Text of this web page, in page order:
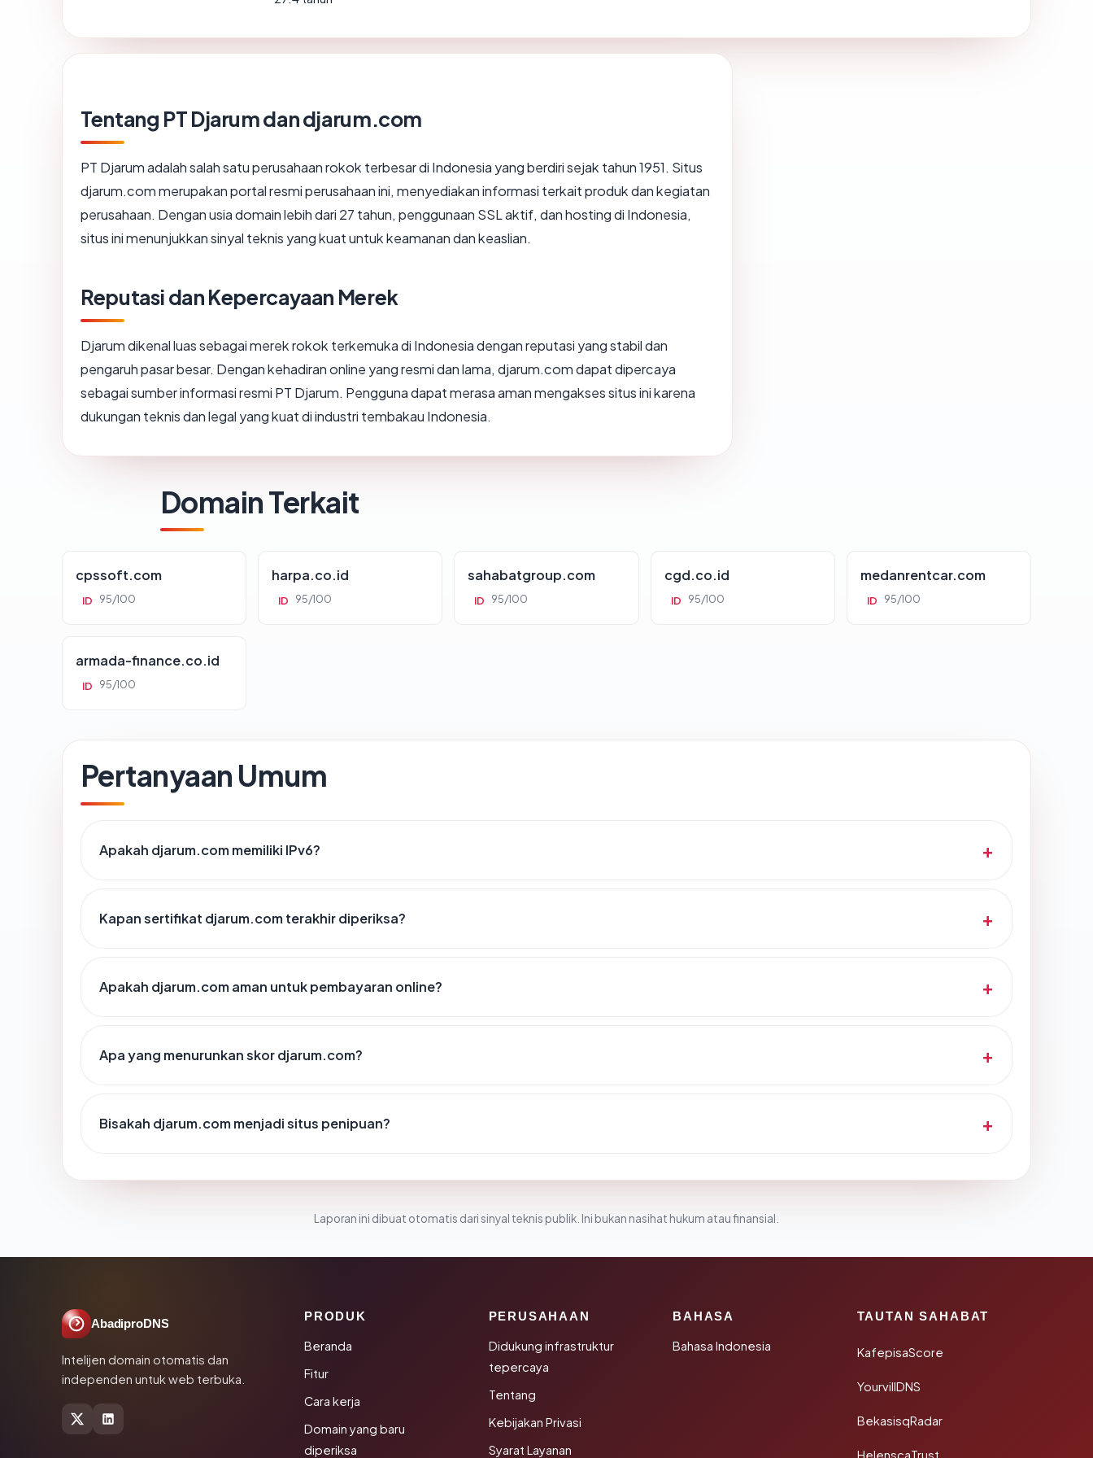
Tentang PT Djarum dan djarum.com
PT Djarum adalah salah satu perusahaan rokok terbesar di Indonesia yang berdiri sejak tahun 1951. Situs
djarum.com merupakan portal resmi perusahaan ini, menyediakan informasi terkait produk dan kegiatan
perusahaan. Dengan usia domain lebih dari 27 tahun, penggunaan SSL aktif, dan hosting di Indonesia,
situs ini menunjukkan sinyal teknis yang kuat untuk keamanan dan keaslian.
Reputasi dan Kepercayaan Merek
Djarum dikenal luas sebagai merek rokok terkemuka di Indonesia dengan reputasi yang stabil dan
pengaruh pasar besar. Dengan kehadiran online yang resmi dan lama, djarum.com dapat dipercaya
sebagai sumber informasi resmi PT Djarum. Pengguna dapat merasa aman mengakses situs ini karena
dukungan teknis dan legal yang kuat di industri tembakau Indonesia.
Domain Terkait
cpssoft.com
ID 95/100
harpa.co.id
ID 95/100
sahabatgroup.com
ID 95/100
cgd.co.id
ID 95/100
medanrentcar.com
ID 95/100
armada-finance.co.id
ID 95/100
Pertanyaan Umum
Apakah djarum.com memiliki IPv6?
Kapan sertifikat djarum.com terakhir diperiksa?
Apakah djarum.com aman untuk pembayaran online?
Apa yang menurunkan skor djarum.com?
Bisakah djarum.com menjadi situs penipuan?
Laporan ini dibuat otomatis dari sinyal teknis publik. Ini bukan nasihat hukum atau finansial.
AbadiproDNS
Intelijen domain otomatis dan
independen untuk web terbuka.
PRODUK
Beranda
Fitur
Cara kerja
Domain yang baru
diperiksa
PERUSAHAAN
Didukung infrastruktur
tepercaya
Tentang
Kebijakan Privasi
Syarat Layanan
BAHASA
Bahasa Indonesia
TAUTAN SAHABAT
KafepisaScore
YourvillDNS
BekasisqRadar
HelenscaTrust